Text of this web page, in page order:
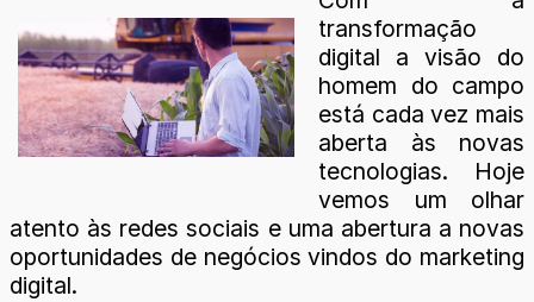
transformação
digital a visão do
homem do campo
está cada vez mais
aberta às novas
tecnologias. Hoje
vemos um olhar
atento às redes sociais e uma abertura a novas
oportunidades de negócios vindos do marketing
digital.